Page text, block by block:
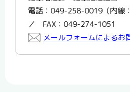
電話：049-258-0019（内線
／ FAX：049-274-1051
メールフォームによるお